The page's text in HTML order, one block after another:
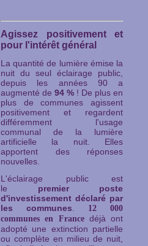
Agissez positivement et
pour l'intérêt général
La quantité de lumière émise la
nuit du seul éclairage public,
depuis les années 90 a
augmenté de 94 % ! De plus en
plus de communes agissent
positivement et regardent
différemment l'usage
communal de la lumière
artificielle la nuit. Elles
apportent des réponses
nouvelles.
L'éclairage public est
le premier
poste
d'investissement déclaré par
les communes. 12 000
communes en France déjà ont
adopté une extinction partielle
ou complète en milieu de nuit,